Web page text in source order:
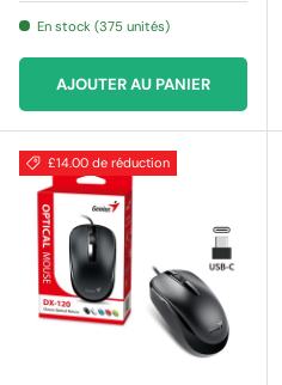
En stock (375 unités)
AJOUTER AU PANIER
£14.00 de réduction